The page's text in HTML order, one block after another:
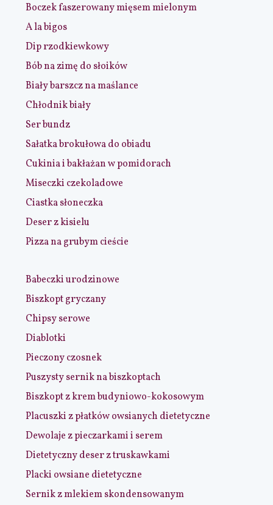
Boczek faszerowany mięsem mielonym
A la bigos
Dip rzodkiewkowy
Bób na zimę do słoików
Biały barszcz na maślance
Chłodnik biały
Ser bundz
Sałatka brokułowa do obiadu
Cukinia i bakłażan w pomidorach
Miseczki czekoladowe
Ciastka słoneczka
Deser z kisielu
Pizza na grubym cieście
Babeczki urodzinowe
Biszkopt gryczany
Chipsy serowe
Diablotki
Pieczony czosnek
Puszysty sernik na biszkoptach
Biszkopt z krem budyniowo-kokosowym
Placuszki z płatków owsianych dietetyczne
Dewolaje z pieczarkami i serem
Dietetyczny deser z truskawkami
Placki owsiane dietetyczne
Sernik z mlekiem skondensowanym